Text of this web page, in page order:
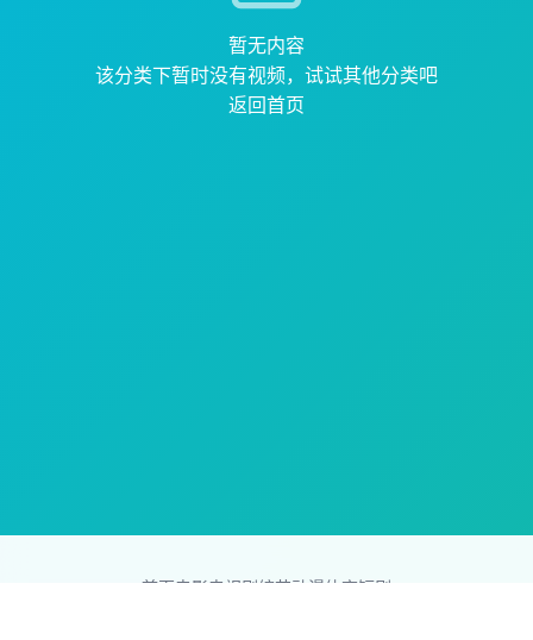
暂无内容
该分类下暂时没有视频，试试其他分类吧
返回首页
首页电影电视剧综艺动漫体育短剧